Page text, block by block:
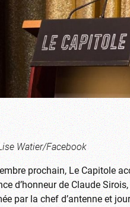
Watier/Facebook
prochain, Le Capitole
d’honneur de Claude
par la chef d’antenne et